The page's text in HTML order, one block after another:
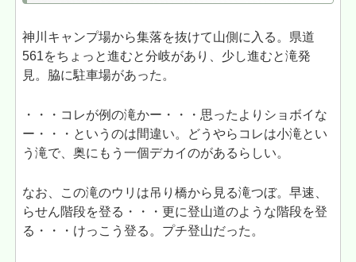
神川キャンプ場から集落を抜けて山側に入る。県道
561をちょっと進むと分岐があり、少し進むと滝発
見。脇に駐車場があった。
・・・コレが例の滝かー・・・思ったよりショボイな
ー・・・というのは間違い。どうやらコレは小滝とい
う滝で、奥にもう一個デカイのがあるらしい。
なお、この滝のウリは吊り橋から見る滝つぼ。早速、
らせん階段を登る・・・更に登山道のような階段を登
る・・・けっこう登る。プチ登山だった。